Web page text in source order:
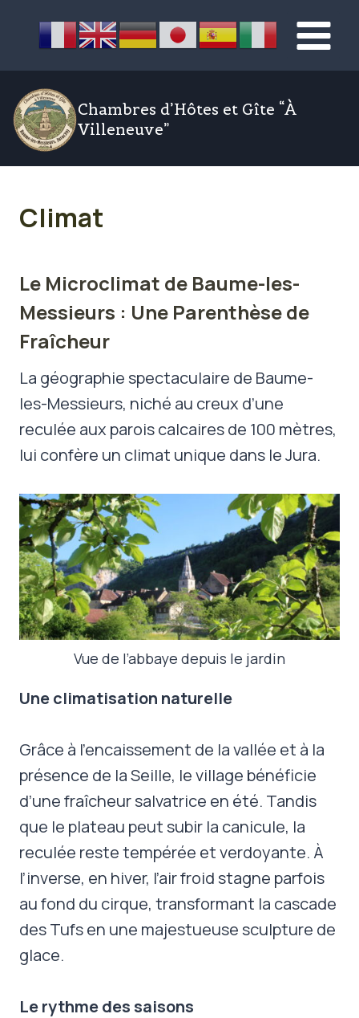
Chambres d’Hôtes et Gîte “À
Villeneuve”
Climat
Le Microclimat de Baume-les-
Messieurs : Une Parenthèse de
Fraîcheur
La géographie spectaculaire de Baume-
les-Messieurs, niché au creux d’une
reculée aux parois calcaires de 100 mètres,
lui confère un climat unique dans le Jura.
Vue de l’abbaye depuis le jardin
Une climatisation naturelle
Grâce à l’encaissement de la vallée et à la
présence de la Seille, le village bénéficie
d’une fraîcheur salvatrice en été. Tandis
que le plateau peut subir la canicule, la
reculée reste tempérée et verdoyante. À
l’inverse, en hiver, l’air froid stagne parfois
au fond du cirque, transformant la cascade
des Tufs en une majestueuse sculpture de
glace.
Le rythme des saisons